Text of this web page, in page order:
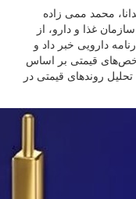
محمد ممی زاده
غذا و دارو، از
دارویی خبر داد و
قیمتی بر اساس
روندهای قیمتی در